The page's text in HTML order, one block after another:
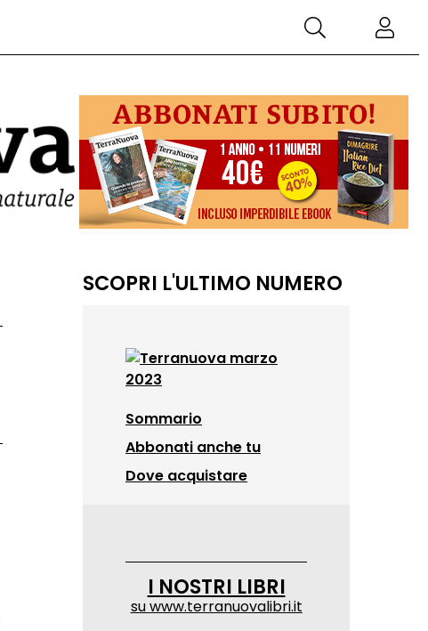
SCOPRI L'ULTIMO NUMERO
Sommario
Abbonati anche tu
Dove acquistare
I NOSTRI LIBRI
suwww.terranuovalibri.it